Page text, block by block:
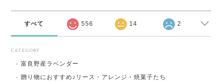
すべて 556 14 2
CATEGORY
富良野産ラベンダー
贈り物におすすめ♪リース・アレンジ・焼菓子たち